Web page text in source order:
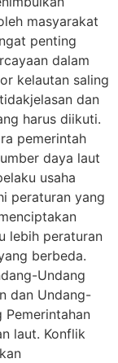
masyarakat
penting
dalam
kelautan saling
dan
harus diikuti.
pemerintah
daya laut
usaha
peraturan yang
lebih peraturan
berbeda.
Undang
dan Undang-
Pemerintahan
laut. Konflik